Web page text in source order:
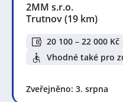
2MM s.r.o.
Trutnov(19 km)
20 100 – 22 000 Kč
Vhodné také pro
Zveřejněno: 3. srpna